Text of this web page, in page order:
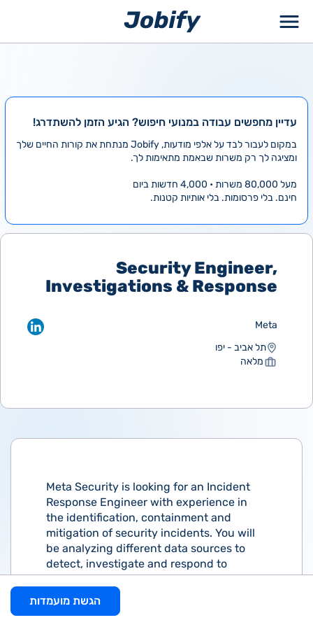
עדיין מחפשים עבודה במנועי חיפוש? הגיע הזמן להשתדרג!
במקום לעבור לבד על אלפי מודעות, Jobify מנתחת את קורות החיים שלך
ומציגה לך רק משרות שבאמת מתאימות לך.
מעל 80,000 משרות • 4,000 חדשות ביום
חינם. בלי פרסומות. בלי אותיות קטנות.
Security Engineer,
Investigations & Response
Meta
תל אביב - יפו
מלאה
Meta Security is looking for an Incident
Response Engineer with experience in
the identification, containment and
mitigation of security incidents. You will
be analyzing different data sources to
detect, investigate and respond to
internal and external threats. You will also
be working with our software and
production engineering teams to develop
הגשת מועמדות